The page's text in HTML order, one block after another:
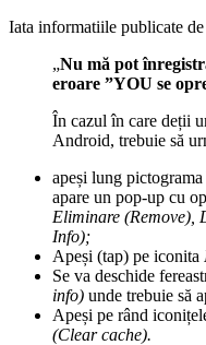
Iata informatiile publicate
„Nu mă pot
eroare ”YOU se
În cazul în care deții
Android, trebuie să
apeși lung
apare un pop-up cu
Eliminare (Remove),
Info);
Apeși (tap) pe iconita
Se va deschide
info) unde trebuie să
Apeși pe rând
(Clear cache).